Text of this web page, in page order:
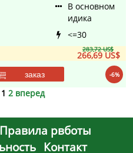
В основном
идика
<=30
283,72 US$
266,69 US$
-6%
заказ
1 2 вперед
Правила рвботы
Контакт